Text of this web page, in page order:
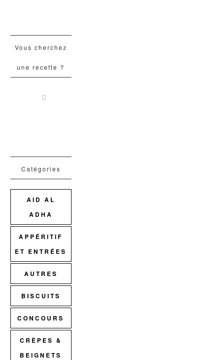
Vous cherchez
une recette ?
Catégories
AID AL
ADHA
APPÉRITIF
ET ENTRÉES
AUTRES
BISCUITS
CONCOURS
CRÊPES &
BEIGNETS